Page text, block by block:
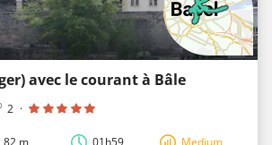
avec le courant à Bâle
2 ·
82 m 01h59 Medium